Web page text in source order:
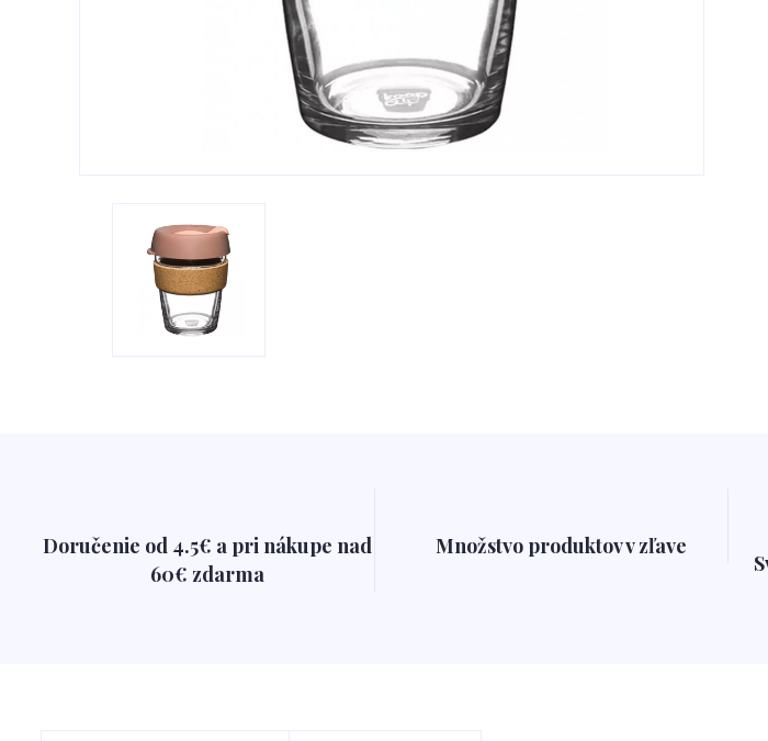
Doručenie od 4.5€ a pri nákupe nad
60€ zdarma
Množstvo produktov v zľave